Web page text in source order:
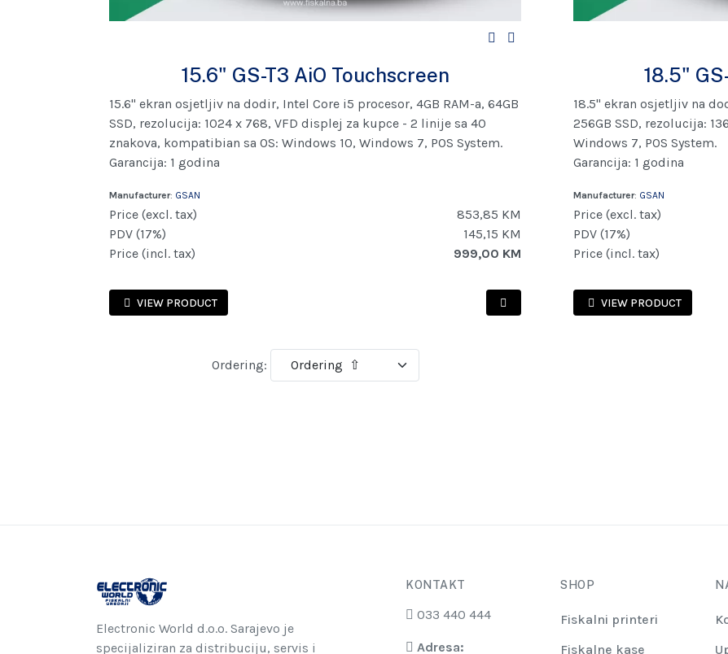
15.6" GS-T3 AiO Touchscreen
15.6" ekran osjetljiv na dodir, Intel Core i5 procesor, 4GB RAM-a, 64GB
SSD, rezolucija: 1024 x 768, VFD displej za kupce - 2 linije sa 40
znakova, kompatibian sa OS: Windows 10, Windows 7, POS System.
Garancija: 1 godina
Manufacturer: GSAN
Price (excl. tax)
853,85 KM
PDV (17%)
145,15 KM
Price (incl. tax)
999,00 KM
VIEW PRODUCT
18.5"
18.5" ekran osjetljiv na
256GB SSD, rezolucija:
Windows 7, POS System.
Garancija: 1 godina
Manufacturer: GSAN
Price (excl. tax)
PDV (17%)
Price (incl. tax)
VIEW PRODUCT
Ordering:
Electronic World d.o.o. Sarajevo je
specijaliziran za distribuciju, servis i
KONTAKT
033 440 444
Adresa:
SHOP
Fiskalni printeri
Fiskalne kase